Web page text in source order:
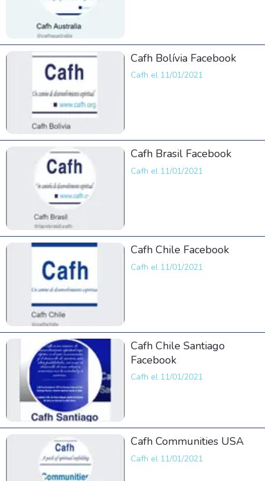
Cafh Bolívia Facebook
Cafh el 11/01/2021
Cafh Brasil Facebook
Cafh el 11/01/2021
Cafh Chile Facebook
Cafh el 11/01/2021
Cafh Chile Santiago
Facebook
Cafh el 11/01/2021
Cafh Communities USA
Cafh el 11/01/2021